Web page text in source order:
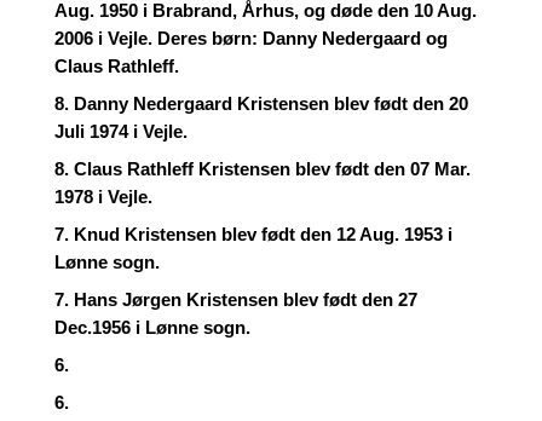
Aug. 1950 i Brabrand, Århus, og døde den 10 Aug.
2006 i Vejle. Deres børn: Danny Nedergaard og
Claus Rathleff.
8. Danny Nedergaard Kristensen blev født den 20
Juli 1974 i Vejle.
8. Claus Rathleff Kristensen blev født den 07 Mar.
1978 i Vejle.
7. Knud Kristensen blev født den 12 Aug. 1953 i
Lønne sogn.
7. Hans Jørgen Kristensen blev født den 27
Dec.1956 i Lønne sogn.
6.
6.